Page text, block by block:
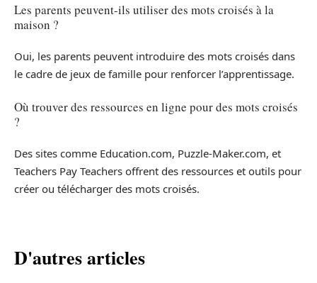
Les parents peuvent-ils utiliser des mots croisés à la
maison ?
Oui, les parents peuvent introduire des mots croisés dans
le cadre de jeux de famille pour renforcer l’apprentissage.
Où trouver des ressources en ligne pour des mots croisés
?
Des sites comme Education.com, Puzzle-Maker.com, et
Teachers Pay Teachers offrent des ressources et outils pour
créer ou télécharger des mots croisés.
D'autres articles